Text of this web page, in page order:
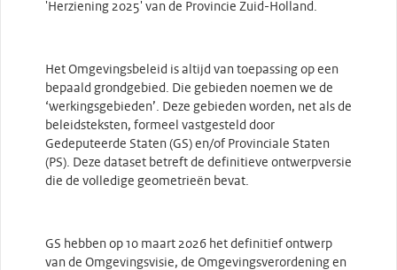
'Herziening 2025' van de Provincie Zuid-Holland.
Het Omgevingsbeleid is altijd van toepassing op een
bepaald grondgebied. Die gebieden noemen we de
‘werkingsgebieden’. Deze gebieden worden, net als de
beleidsteksten, formeel vastgesteld door
Gedeputeerde Staten (GS) en/of Provinciale Staten
(PS). Deze dataset betreft de definitieve ontwerpversie
die de volledige geometrieën bevat.
GS hebben op 10 maart 2026 het definitief ontwerp
van de Omgevingsvisie, de Omgevingsverordening en